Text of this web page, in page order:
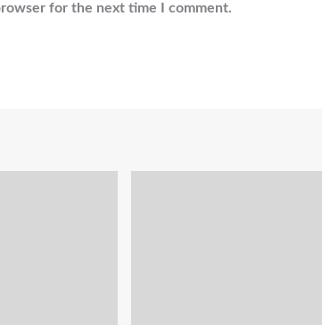
for the next time I comment.